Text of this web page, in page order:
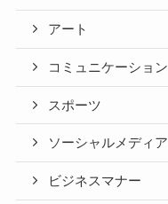
アート
コミュニケーション
スポーツ
ソーシャルメディア
ビジネスマナー